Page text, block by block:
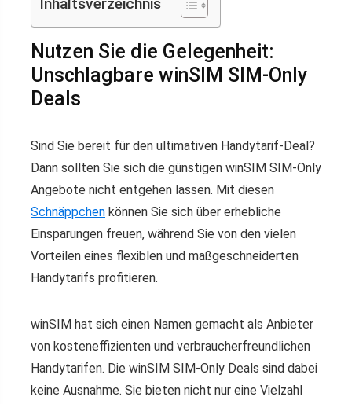
Nutzen Sie die Gelegenheit:
Unschlagbare winSIM SIM-Only
Deals
Sind Sie bereit für den ultimativen Handytarif-Deal?
Dann sollten Sie sich die günstigen winSIM SIM-Only
Angebote nicht entgehen lassen. Mit diesen
Schnäppchen können Sie sich über erhebliche
Einsparungen freuen, während Sie von den vielen
Vorteilen eines flexiblen und maßgeschneiderten
Handytarifs profitieren.
winSIM hat sich einen Namen gemacht als Anbieter
von kosteneffizienten und verbraucherfreundlichen
Handytarifen. Die winSIM SIM-Only Deals sind dabei
keine Ausnahme. Sie bieten nicht nur eine Vielzahl